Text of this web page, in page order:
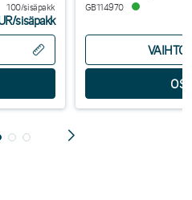
100/sisäpakk
/sisäpakk
GB114970